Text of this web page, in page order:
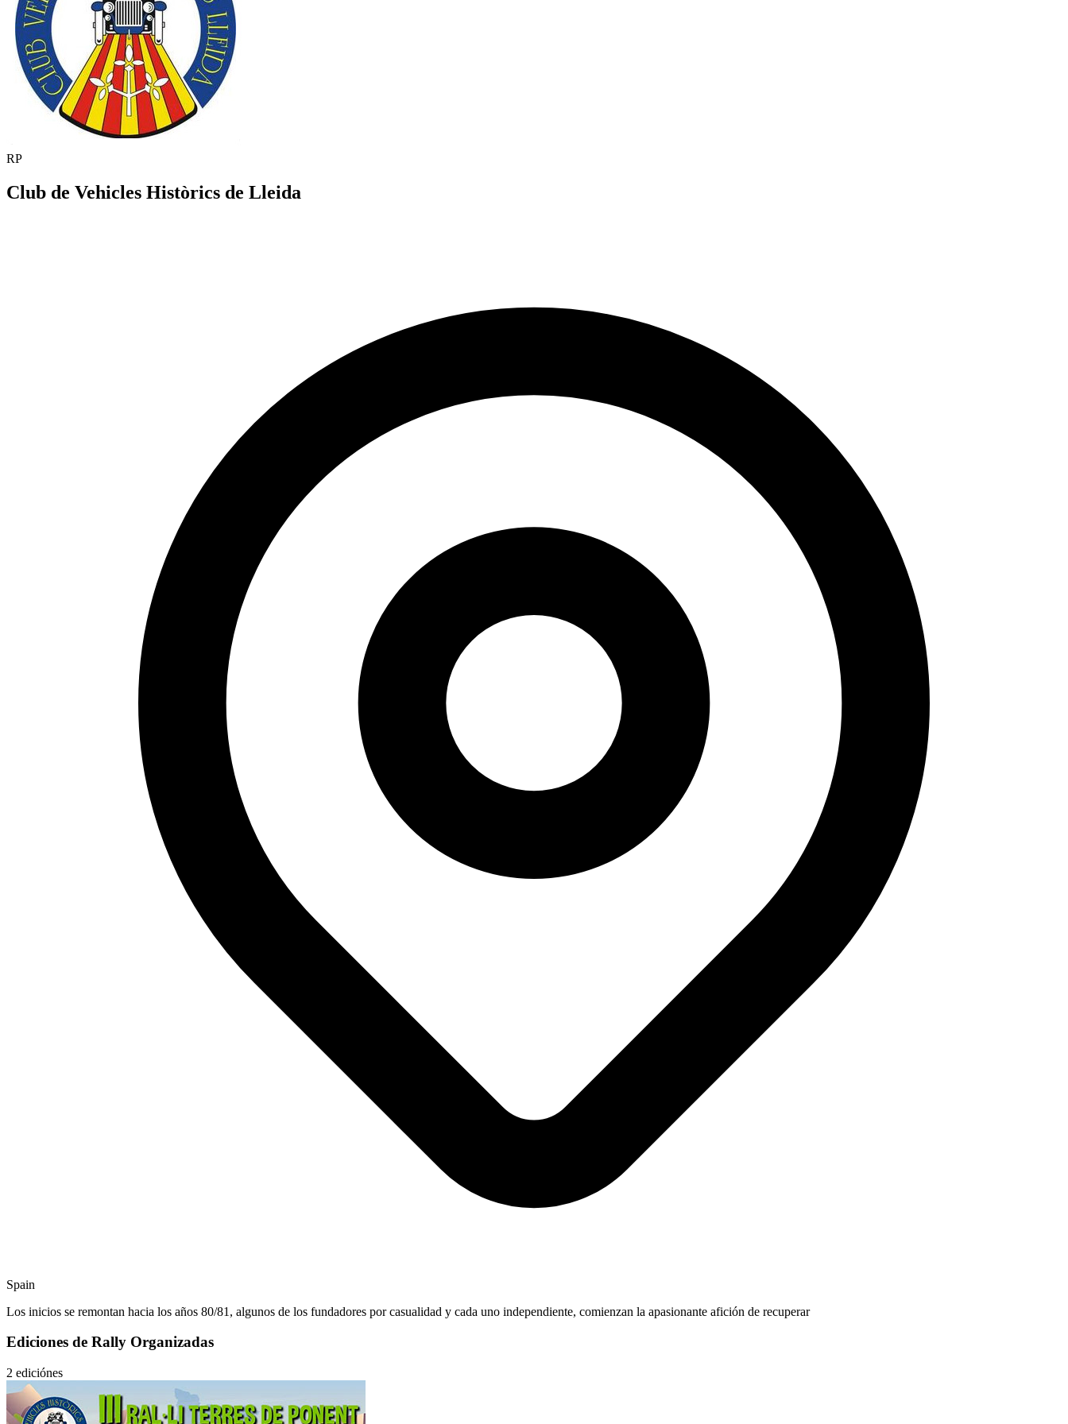
RP
Club de Vehicles Històrics de Lleida
Spain
Los inicios se remontan hacia los años 80/81, algunos de los fundadores por casualidad y cada uno independiente, comienzan la apasionante afición de recuperar
Ediciones de Rally Organizadas
2 ediciónes